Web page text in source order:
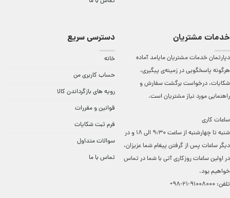
خدمات مشتریان
دپارتمان خدمات مشتریان مایامد آماده
هرگونه پاسخگویی در زمینه‌ی پیگیری،
شکایات، درخواست برگشت سفارش و
راهنمایی مورد نیاز مشتریان است.
ساعات کاری
شنبه تا چهارشنبه از ساعت 9:30 الی 18 و در
دیگر ساعات ‌پس از گرفتن پیغام شما عزیزان،
در اولین ساعات روزکاری آتی با شما در تماس
خواهیم بود.
تلفن: 91008000-21-98+
دسترسی سریع
خانه
حساب کاربری من
رویه های بازگرداندن کالا
قوانین و مقررات
فرم ثبت شکایات
سوالات متداول
تماس با ما